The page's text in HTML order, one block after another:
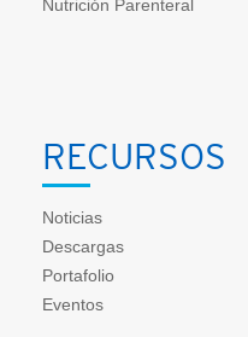
Nutrición Parenteral
RECURSOS
Noticias
Descargas
Portafolio
Eventos